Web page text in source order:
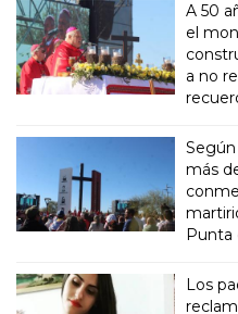
A 50
el
a no
más
Punta
Los